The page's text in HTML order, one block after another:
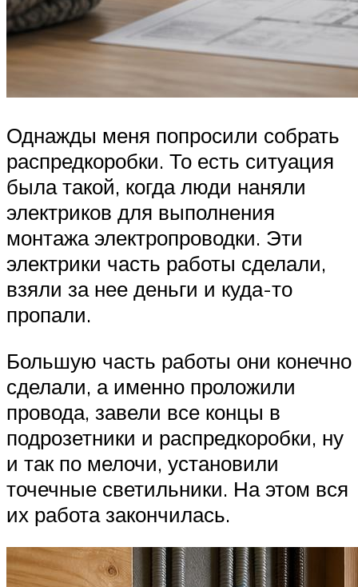
Однажды меня попросили собрать
распредкоробки. То есть ситуация
была такой, когда люди наняли
электриков для выполнения
монтажа электропроводки. Эти
электрики часть работы сделали,
взяли за нее деньги и куда-то
пропали.
Большую часть работы они конечно
сделали, а именно проложили
провода, завели все концы в
подрозетники и распредкоробки, ну
и так по мелочи, установили
точечные светильники. На этом вся
их работа закончилась.